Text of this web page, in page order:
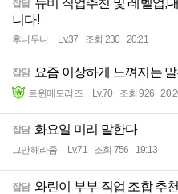
잡담
니다!
후니무니 Lv.37 조회 230 20:21
잡담 요즘 이상하게 느껴지는
트윈메모리즈 Lv.70 조회 926
잡담 화요일 미리 말한다
그만해라좀 Lv.71 조회 756 19:13
잡담 와린이 부부 직업 조합 추